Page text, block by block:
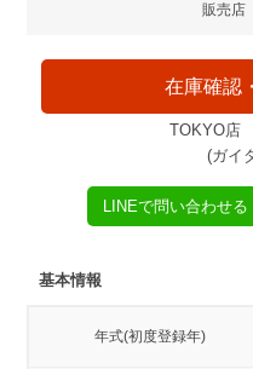
販売店
在庫確認
TOKYO店
(ガイ
LINEで問い合わせる
基本情報
年式(初度登録年)